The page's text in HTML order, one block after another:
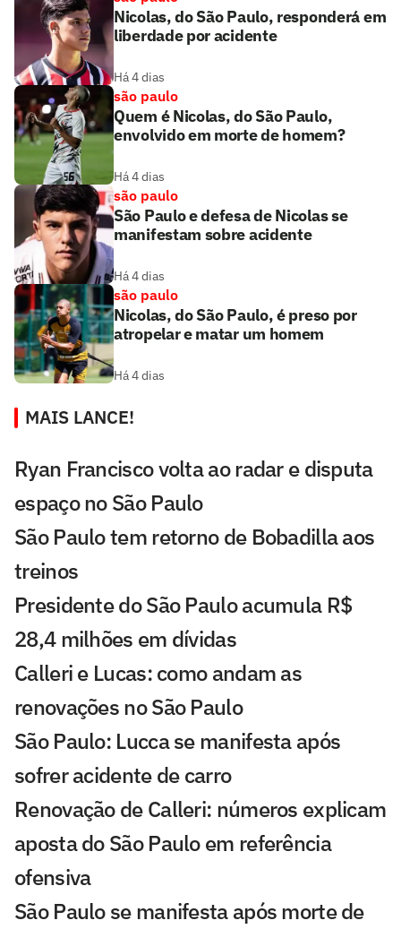
Nicolas, do São Paulo, responderá em
liberdade por acidente
Há 4 dias
são paulo
Quem é Nicolas, do São Paulo,
envolvido em morte de homem?
Há 4 dias
são paulo
São Paulo e defesa de Nicolas se
manifestam sobre acidente
Há 4 dias
são paulo
Nicolas, do São Paulo, é preso por
atropelar e matar um homem
Há 4 dias
MAIS LANCE!
Ryan Francisco volta ao radar e disputa
espaço no São Paulo
São Paulo tem retorno de Bobadilla aos
treinos
Presidente do São Paulo acumula R$
28,4 milhões em dívidas
Calleri e Lucas: como andam as
renovações no São Paulo
São Paulo: Lucca se manifesta após
sofrer acidente de carro
Renovação de Calleri: números explicam
aposta do São Paulo em referência
ofensiva
São Paulo se manifesta após morte de